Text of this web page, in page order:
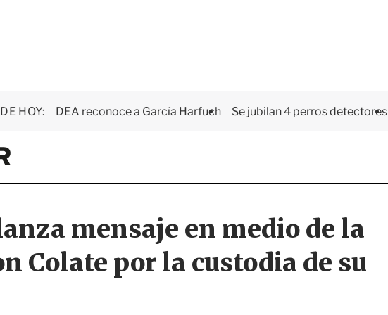
HOY: DEA reconoce a García Harfuch Se jubilan 4 perros detectores
E
x
e
i
o
r
mensaje en medio de la
Colate por la custodia de su